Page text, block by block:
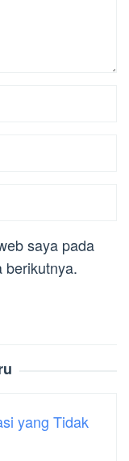
saya pada
berikutnya.
yang Tidak